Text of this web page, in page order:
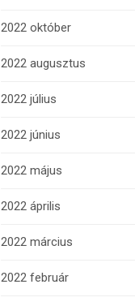
2022 október
2022 augusztus
2022 július
2022 június
2022 május
2022 április
2022 március
2022 február